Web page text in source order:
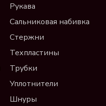
Рукава
Сальниковая набивка
Стержни
Техпластины
Трубки
Уплотнители
Шнуры